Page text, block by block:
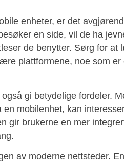
enheter, er det
en side, vil de ha
de benytter. Sørg for at
plattformene, noe som er
gi betydelige fordeler.
mobilenhet, kan
gir brukerne en mer
av moderne nettsteder.